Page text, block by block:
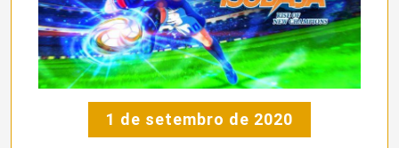
1 de setembro de 2020